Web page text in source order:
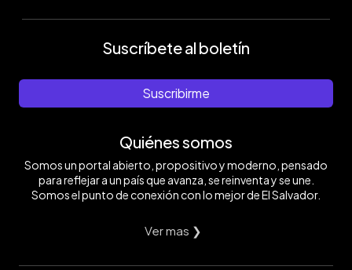
Suscríbete al boletín
Suscribirme
Quiénes somos
Somos un portal abierto, propositivo y moderno, pensado
para reflejar a un país que avanza, se reinventa y se une.
Somos el punto de conexión con lo mejor de El Salvador.
Ver mas ❯